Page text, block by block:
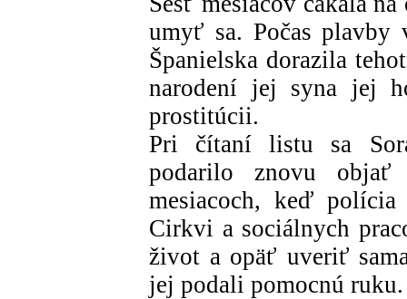
umyť sa. Počas
Španielska dorazila
narodení jej syna jej
prostitúcii.
Pri čítaní listu sa
podarilo znovu objať
mesiacoch, keď
Cirkvi a sociálnych
život a opäť uveriť
jej podali pomocnú ruku.